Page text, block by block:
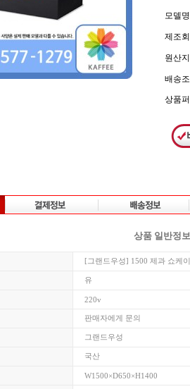
모델
제조
원산
배송
상품
상품 일반정보
[그랜드우성] 1500 제과 쇼케
유
220v
판매자에게 문의
그랜드우성
국산
W1500×D650×H1400